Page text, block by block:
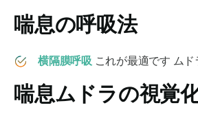
喘息の呼吸法
横隔膜呼吸 これが最適です ムド
喘息ムドラの視覚